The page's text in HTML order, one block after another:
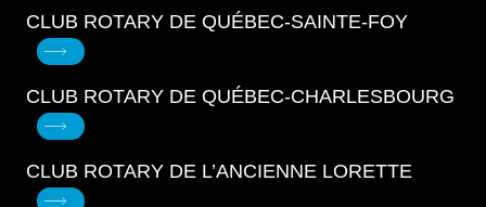
CLUB ROTARY DE QUÉBEC-SAINTE-FOY
CLUB ROTARY DE QUÉBEC-CHARLESBOURG
CLUB ROTARY DE L’ANCIENNE LORETTE